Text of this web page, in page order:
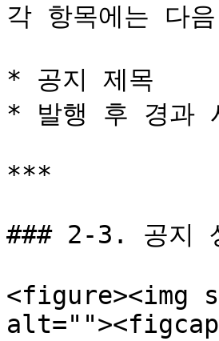
각 항목에는 다
* 공지 제목
* 발행 후 경과
***
### 2-3. 공지
<figure><img